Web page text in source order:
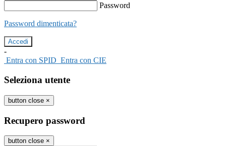
Password
Password dimenticata?
-
Entra con SPID Entra con CIE
Seleziona utente
button close ×
Recupero password
button close ×